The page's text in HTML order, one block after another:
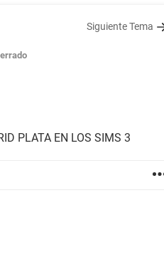
Siguiente Tema
PLATA EN LOS SIMS 3